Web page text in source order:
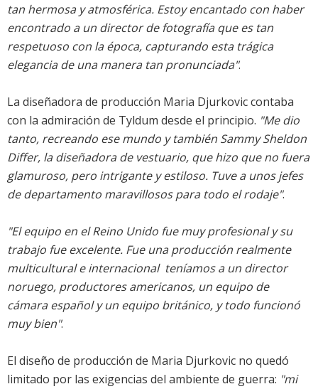
tan hermosa y atmosférica. Estoy encantado con haber
encontrado a un director de fotografía que es tan
respetuoso con la época, capturando esta trágica
elegancia de una manera tan pronunciada".
La diseñadora de producción Maria Djurkovic contaba
con la admiración de Tyldum desde el principio. "Me dio
tanto, recreando ese mundo y también Sammy Sheldon
Differ, la diseñadora de vestuario, que hizo que no fuera
glamuroso, pero intrigante y estiloso. Tuve a unos jefes
de departamento maravillosos para todo el rodaje".
"El equipo en el Reino Unido fue muy profesional y su
trabajo fue excelente. Fue una producción realmente
multicultural e internacional  teníamos a un director
noruego, productores americanos, un equipo de
cámara español y un equipo británico, y todo funcionó
muy bien".
El diseño de producción de Maria Djurkovic no quedó
limitado por las exigencias del ambiente de guerra: "mi